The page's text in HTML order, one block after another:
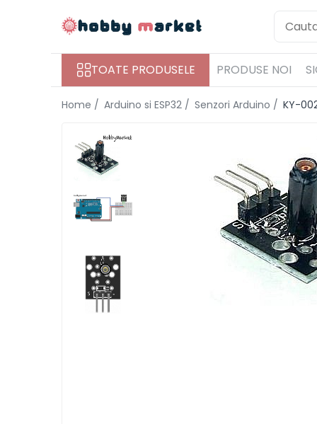
Filamente imprimante 3D
Piese electrice si electronice
Piese mecanice
TOATE PRODUSELE PRODUSE NOI
Home / Arduino si ESP32 / Senzori Arduino / KY-